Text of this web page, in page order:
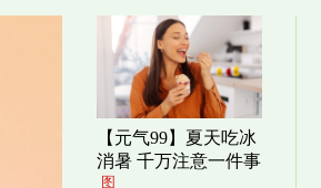
【元气99】夏天吃冰
消暑 千万注意一件事
图